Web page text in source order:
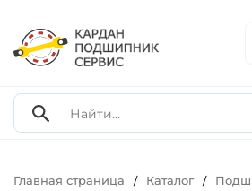
Главная страница / Каталог /